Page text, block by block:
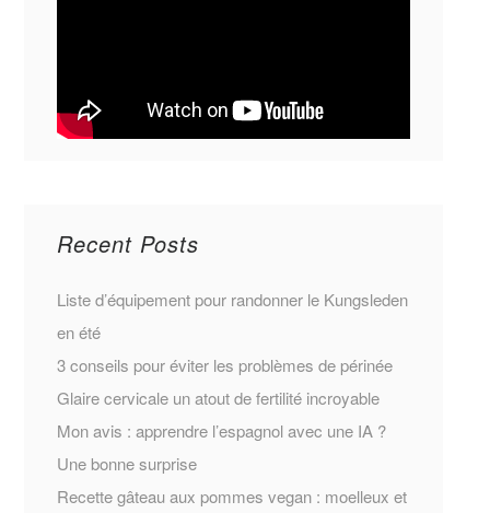
Recent Posts
Liste d’équipement pour randonner le Kungsleden
en été
3 conseils pour éviter les problèmes de périnée
Glaire cervicale un atout de fertilité incroyable
Mon avis : apprendre l’espagnol avec une IA ?
Une bonne surprise
Recette gâteau aux pommes vegan : moelleux et